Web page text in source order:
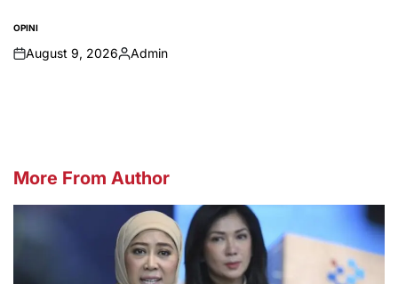
POSTED
IN
OPINI
on
August 9, 2026
Posted
Admin
More From Author